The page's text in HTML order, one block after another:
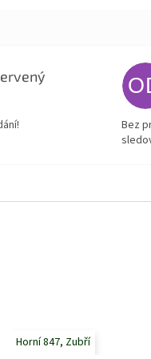
obchodu je 5 z 5 hvězdiček.
Bez
Horní 847, Zubří